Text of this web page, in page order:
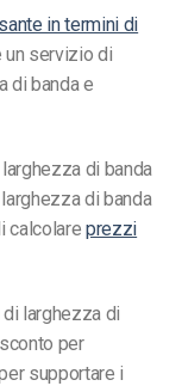
in termini di
servizio di
di banda e
di banda
di banda
calcolare prezzi
larghezza di
per
supportare i